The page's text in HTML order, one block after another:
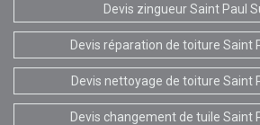
Devis zingueur Saint Paul
Devis réparation de toiture Saint
Devis nettoyage de toiture Saint
Devis changement de tuile Saint